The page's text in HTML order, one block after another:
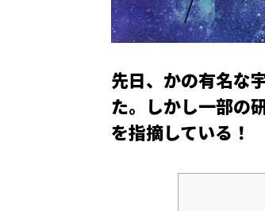
先日、かの有名な
た。しかし一部の
を指摘している――！